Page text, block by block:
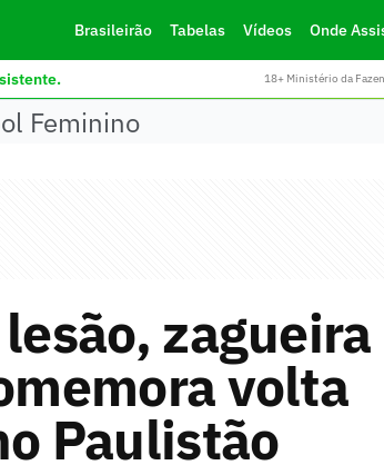
Brasileirão Tabelas Vídeos Onde
18+ Ministério da
Feminino
zagueira
volta
Paulistão